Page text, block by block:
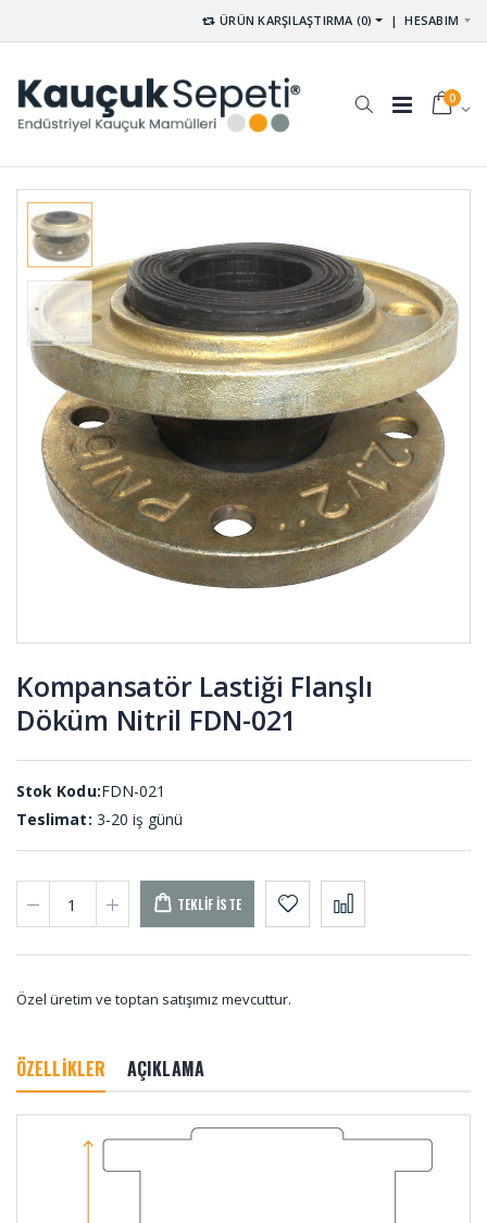
ÜRÜN KARŞILAŞTIRMA (0) |HESABIM
0
Kompansatör Lastiği Flanşlı
Döküm Nitril FDN-021
Stok Kodu:FDN-021
Teslimat: 3-20 iş günü
TEKLIF İSTE
Özel üretim ve toptan satışımız mevcuttur.
ÖZELLİKLER AÇIKLAMA
Vakum
Ayaklı
Titreşim
Takozları
KTS-001
O-ring Nitril
ON-001 (50
Silindirik
Dolu
Takozlar
DT-001
Tekne
Yuvarlak
Çubuk
001